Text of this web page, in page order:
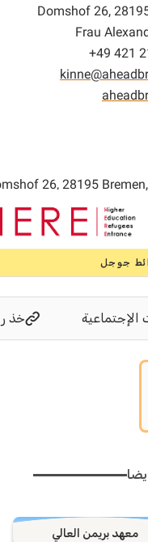
Domshof 26,
Frau
خذ رابط
بريمن العالي